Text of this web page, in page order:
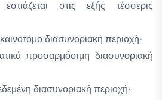
στις εξής τέσσερις
διασυνοριακή περιοχή·
προσαρμόσιμη διασυνοριακή
διασυνοριακή περιοχή·